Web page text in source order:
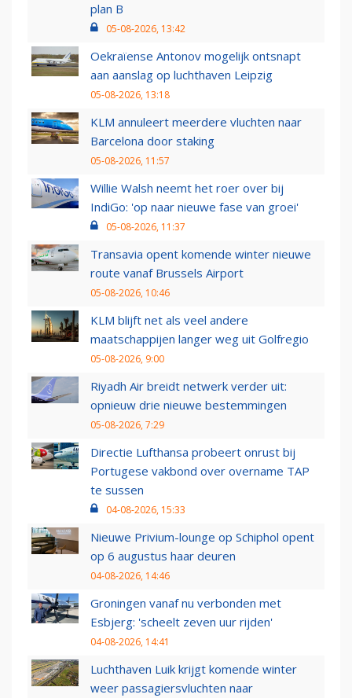
plan B
05-08-2026, 13:42
Oekraïense Antonov mogelijk ontsnapt
aan aanslag op luchthaven Leipzig
05-08-2026, 13:18
KLM annuleert meerdere vluchten naar
Barcelona door staking
05-08-2026, 11:57
Willie Walsh neemt het roer over bij
IndiGo: 'op naar nieuwe fase van groei'
05-08-2026, 11:37
Transavia opent komende winter nieuwe
route vanaf Brussels Airport
05-08-2026, 10:46
KLM blijft net als veel andere
maatschappijen langer weg uit Golfregio
05-08-2026, 9:00
Riyadh Air breidt netwerk verder uit:
opnieuw drie nieuwe bestemmingen
05-08-2026, 7:29
Directie Lufthansa probeert onrust bij
Portugese vakbond over overname TAP
te sussen
04-08-2026, 15:33
Nieuwe Privium-lounge op Schiphol opent
op 6 augustus haar deuren
04-08-2026, 14:46
Groningen vanaf nu verbonden met
Esbjerg: 'scheelt zeven uur rijden'
04-08-2026, 14:41
Luchthaven Luik krijgt komende winter
weer passagiersvluchten naar